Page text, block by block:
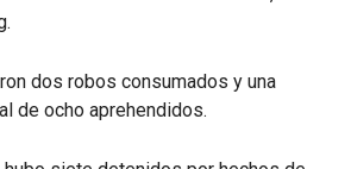
dos robos consumados y una
de ocho aprehendidos.